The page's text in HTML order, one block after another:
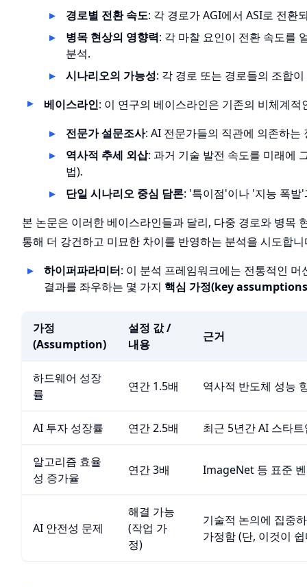
경로별 전환 속도: 각 경로가 AGI에서 ASI로 전환
병목 현상의 영향력: 각 마찰 요인이 전환 속도를
분석.
시나리오의 가능성: 각 경로 또는 경로들의 조합
베이스라인: 이 연구의 베이스라인은 기존의 비체계
전문가 설문조사: AI 전문가들의 직관에 의존하는
역사적 추세 외삽: 과거 기술 발전 속도를 미래에
법).
단일 시나리오 중심 담론: '특이점'이나 '지능 폭발
본 논문은 이러한 베이스라인들과 달리, 다중 경로와 병목
통해 더 강건하고 미묘한 차이를 반영하는 분석을 시도합니
하이퍼파라미터: 이 분석 프레임워크에는 전통적인
결과를 좌우하는 몇 가지 핵심 가정(key
가정
(Assumption)
설정 값 /
내용
근거
하드웨어 성장
률
연간 1.5배 역사적 반도체 성능
AI 투자 성장률 연간 2.5배 최근 5년간 AI 스타
알고리즘 효율
성 증가율
연간 3배 ImageNet 등 표준
AI 안전성 문제
해결 가능
(작업 가
정)
기술적 논의에 집중
가정함 (단, 이것이